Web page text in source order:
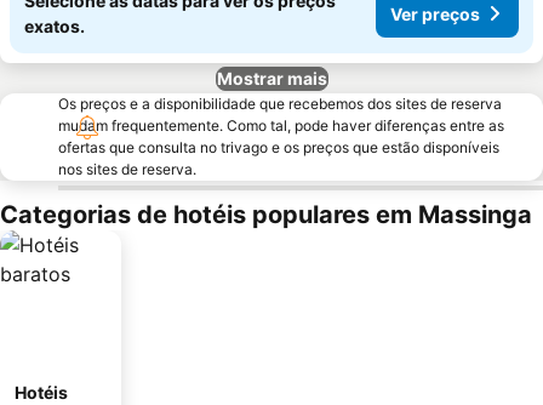
exatos.
Ver preços
Mostrar mais
Os preços e a disponibilidade que recebemos dos sites de reserva
mudam frequentemente. Como tal, pode haver diferenças entre as
ofertas que consulta no trivago e os preços que estão disponíveis
nos sites de reserva.
Categorias de hotéis populares em Massinga
Hotéis